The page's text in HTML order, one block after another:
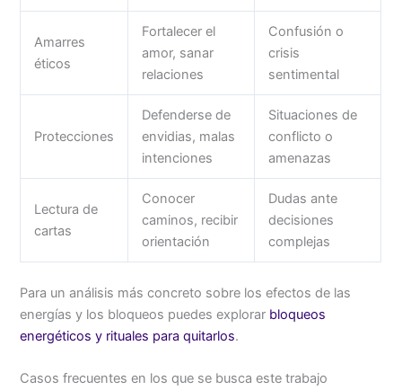
Amarres
éticos
Fortalecer el
amor, sanar
relaciones
Confusión o
crisis
sentimental
Protecciones
Defenderse de
envidias, malas
intenciones
Situaciones de
conflicto o
amenazas
Lectura de
cartas
Conocer
caminos, recibir
orientación
Dudas ante
decisiones
complejas
Para un análisis más concreto sobre los efectos de las
energías y los bloqueos puedes explorar bloqueos
energéticos y rituales para quitarlos.
Casos frecuentes en los que se busca este trabajo